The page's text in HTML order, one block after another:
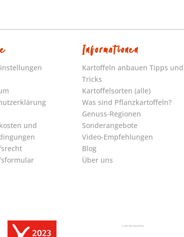
und
Informationen
Kartoffeln anbauen Tipps und
Tricks
Kartoffelsorten (alle)
Was sind Pflanzkartoffeln?
Genuss-Regionen
Sonderangebote
Video-Empfehlungen
Blog
Über uns